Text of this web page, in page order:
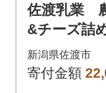
佐渡乳業
&チーズ詰
セット)
新潟県佐渡市
寄付金額